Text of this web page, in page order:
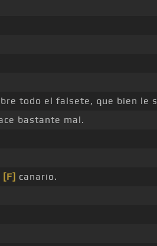
todo el falsete, que bien le
bastante mal.
[F] canario.